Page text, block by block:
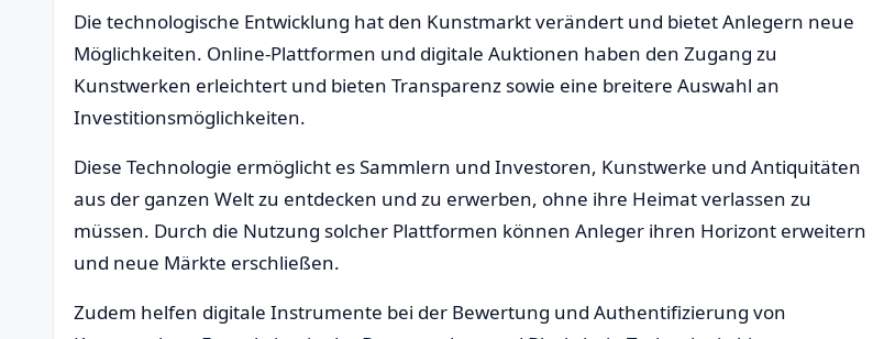
Die technologische Entwicklung hat den Kunstmarkt verändert und bietet Anlegern neue
Möglichkeiten. Online-Plattformen und digitale Auktionen haben den Zugang zu
Kunstwerken erleichtert und bieten Transparenz sowie eine breitere Auswahl an
Investitionsmöglichkeiten.
Diese Technologie ermöglicht es Sammlern und Investoren, Kunstwerke und Antiquitäten
aus der ganzen Welt zu entdecken und zu erwerben, ohne ihre Heimat verlassen zu
müssen. Durch die Nutzung solcher Plattformen können Anleger ihren Horizont erweitern
und neue Märkte erschließen.
Zudem helfen digitale Instrumente bei der Bewertung und Authentifizierung von